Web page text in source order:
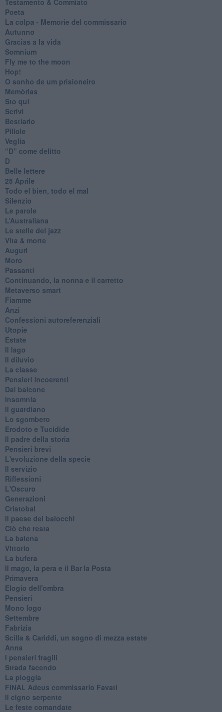
Poeta
​La colpa - Memorie del commissario
Autunno
Gracias a la vida
Somnium
Fly me to the moon
Hop!
O sonho de um prisioneiro
Memòrias
Sto qui
Scrivi
Bestiario
Pillole
Veglia
​“D” come delitto
D
Belle lettere
25 Aprile
Todo el bien, todo el mal
Silenzio
Le parole
​L’Australiana
Le stelle del jazz
Vita & morte
Auguri
Moro
Passanti
Continuando, la nonna e il carretto
Metaverso smart
Fiamme
Anzi
Confessioni autoreferenziali
Utopie
Estate
Il lago
Il diluvio
La classe
Pensieri incoerenti
Dal balcone
Insomnia
Il guardiano
Lo sgombero
Erodoto e Tucidide
Il padre della storia
Pensieri brevi
L'evoluzione della specie
Il servizio
Riflessioni
L'Oscuro
Generazioni
Cristobal
Il paese dei balocchi
Ciò che resta
La balena
Vittorio
La bufera
Il mago, la pera e il Bar la Posta
Primavera
Elogio dell'ombra
Pensieri
Mono logo
Settembre
Fabrizia
​Scilla & Cariddi, un sogno di mezza estate
Anna
I pensieri fragili
Strada facendo
La pioggia
FINAL Adeus commissario Favati
Il cigno serpente
Le feste comandate